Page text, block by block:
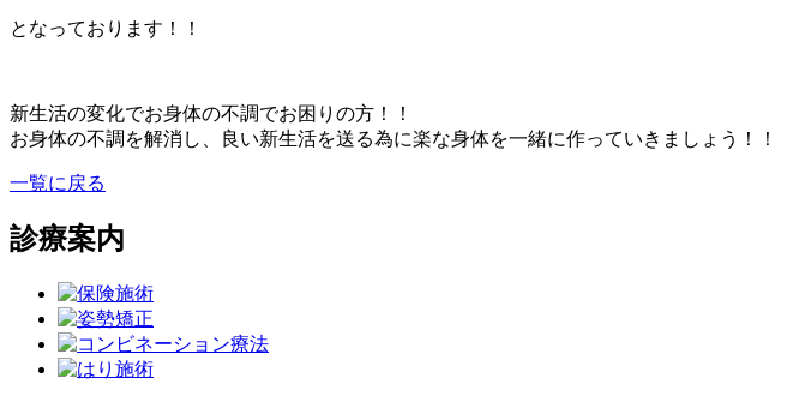
となっております！！
新生活の変化でお身体の不調でお困りの方！！
お身体の不調を解消し、良い新生活を送る為に楽な身体を一緒に作っていきましょう！！
一覧に戻る
診療案内